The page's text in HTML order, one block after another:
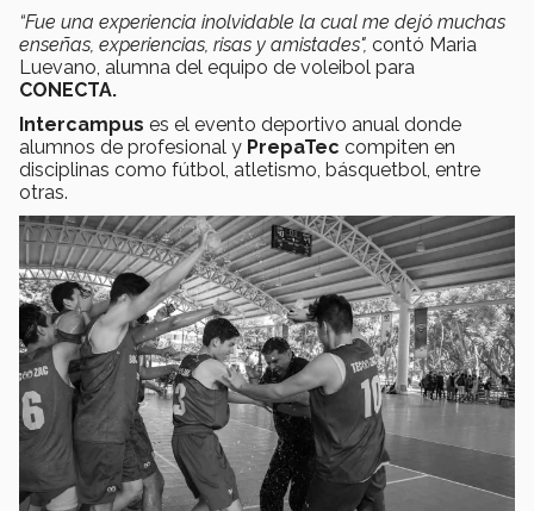
“Fue una experiencia inolvidable la cual me dejó muchas
enseñas, experiencias, risas y amistades", contó Maria
Luevano, alumna del equipo de voleibol para
CONECTA.
Intercampus es el evento deportivo anual donde
alumnos de profesional y PrepaTec compiten en
disciplinas como fútbol, atletismo, básquetbol, entre
otras.